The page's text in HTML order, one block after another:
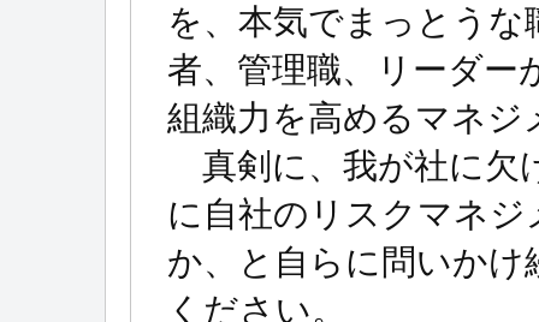
を、本気でまっとう
者、管理職、リーダー
組織力を高めるマネ
真剣に、我が社に欠
に自社のリスクマネ
か、と自らに問いかけ
ください。